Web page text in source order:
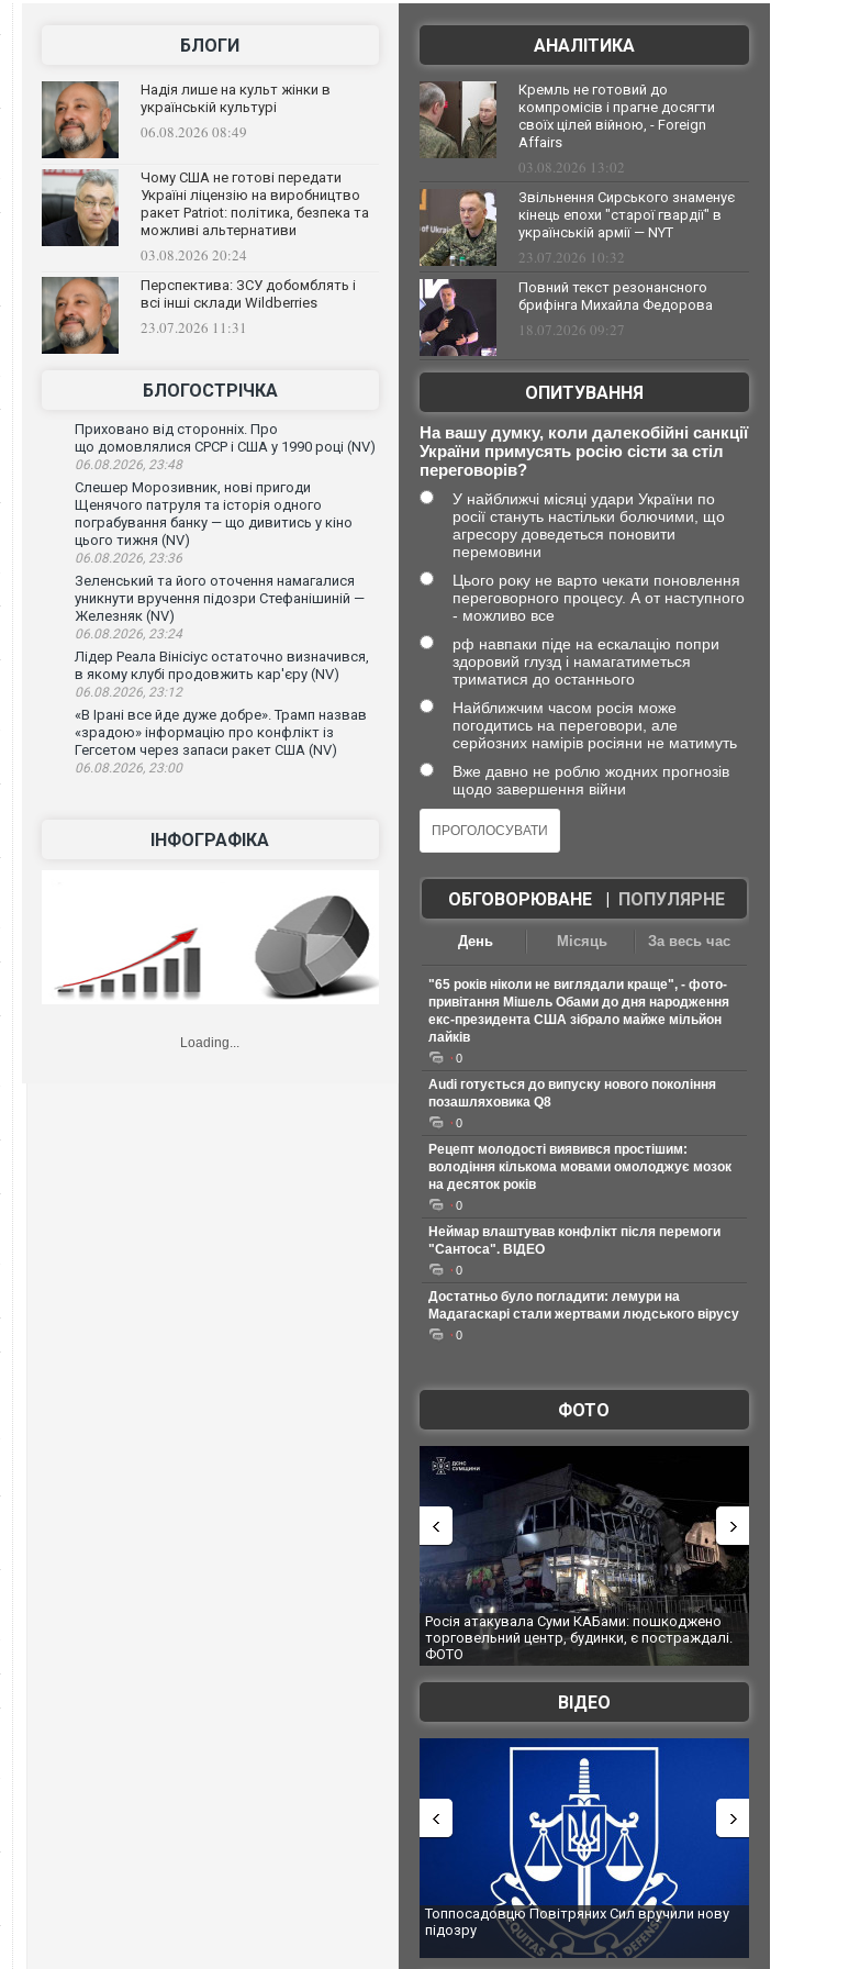
БЛОГИ
Надія лише на культ жінки в
українській культурі
06.08.2026 08:49
Чому США не готові передати
Україні ліцензію на виробництво
ракет Patriot: політика, безпека та
можливі альтернативи
03.08.2026 20:24
Перспектива: ЗСУ добомблять і
всі інші склади Wildberries
23.07.2026 11:31
БЛОГОСТРІЧКА
Приховано від сторонніх. Про
що домовлялися СРСР і США у 1990 році (NV)
06.08.2026, 23:48
Слешер Морозивник, нові пригоди
Щенячого патруля та історія одного
пограбування банку — що дивитись у кіно
цього тижня (NV)
06.08.2026, 23:36
Зеленський та його оточення намагалися
уникнути вручення підозри Стефанішиній —
Железняк (NV)
06.08.2026, 23:24
Лідер Реала Вінісіус остаточно визначився,
в якому клубі продовжить кар'єру (NV)
06.08.2026, 23:12
«В Ірані все йде дуже добре». Трамп назвав
«зрадою» інформацію про конфлікт із
Гегсетом через запаси ракет США (NV)
06.08.2026, 23:00
ІНФОГРАФІКА
Loading...
АНАЛІТИКА
Кремль не готовий до
компромісів і прагне досягти
своїх цілей війною, - Foreign
Affairs
03.08.2026 13:02
Звільнення Сирського знаменує
кінець епохи "старої гвардії" в
українській армії — NYT
23.07.2026 10:32
Повний текст резонансного
брифінга Михайла Федорова
18.07.2026 09:27
ОПИТУВАННЯ
На вашу думку, коли далекобійні санкції
України примусять росію сісти за стіл
переговорів?
У найближчі місяці удари України по
росії стануть настільки болючими, що
агресору доведеться поновити
перемовини
Цього року не варто чекати поновлення
переговорного процесу. А от наступного
- можливо все
рф навпаки піде на ескалацію попри
здоровий глузд і намагатиметься
триматися до останнього
Найближчим часом росія може
погодитись на переговори, але
серйозних намірів росіяни не матимуть
Вже давно не роблю жодних прогнозів
щодо завершення війни
ОБГОВОРЮВАНЕ| ПОПУЛЯРНЕ
День Місяць За весь час
"65 років ніколи не виглядали краще", - фото-
привітання Мішель Обами до дня народження
екс-президента США зібрало майже мільйон
лайків
0
Audi готується до випуску нового покоління
позашляховика Q8
0
Рецепт молодості виявився простішим:
володіння кількома мовами омолоджує мозок
на десяток років
0
Неймар влаштував конфлікт після перемоги
"Сантоса". ВІДЕО
0
Достатньо було погладити: лемури на
Мадагаскарі стали жертвами людського вірусу
0
ФОТО
Росія атакувала Суми КАБами: пошкоджено
торговельний центр, будинки, є постраждалі.
Українські
під час ліквідації
ВІДЕО
Топпосадовцю Повітряних Сил вручили нову
підозру
Сили оборони